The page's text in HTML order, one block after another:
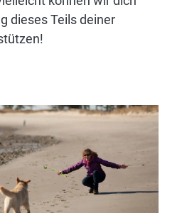
dieses Teils deiner